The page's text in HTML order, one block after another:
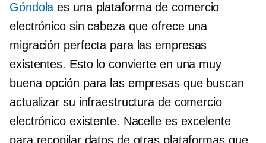
Góndola es una plataforma de comercio
electrónico sin cabeza que ofrece una
migración perfecta para las empresas
existentes. Esto lo convierte en una muy
buena opción para las empresas que buscan
actualizar su infraestructura de comercio
electrónico existente. Nacelle es excelente
para recopilar datos de otras plataformas que